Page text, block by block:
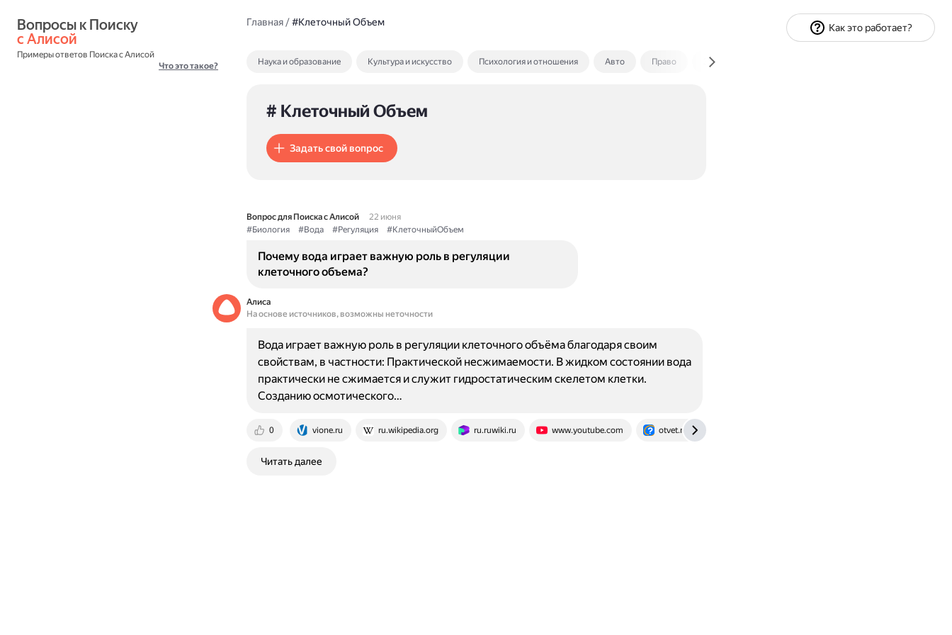
с Алисой
Примеры ответов Поиска с Алисой
Что это такое?
Главная/#Клеточный Объем
Наука и образование Культура и искусство Психология и отношения Авто Право Экономика и финансы
# Клеточный Объем
Задать свой вопрос
Вопрос для Поиска с Алисой
22 июня
#Биология
#Вода #Регуляция #КлеточныйОбъем
Почему вода играет важную роль в регуляции
клеточного объема?
Алиса
На основе источников, возможны неточности
0 vione.ru ru.wikipedia.org ru.ruwiki.ru www.youtube.com otvet.mail.ru
Вода играет важную роль в регуляции клеточного объёма благодаря своим
свойствам, в частности: Практической несжимаемости. В жидком состоянии вода
практически не сжимается и служит гидростатическим скелетом клетки.
Созданию осмотического…
Читать далее
Как это работает?